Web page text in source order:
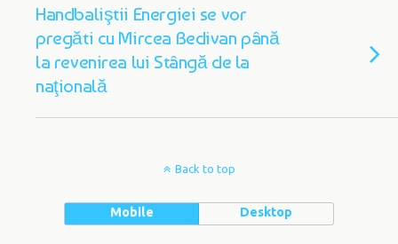
Handbaliştii Energiei se vor
pregăti cu Mircea Bedivan până
la revenirea lui Stângă de la
naţională
Back to top
Mobile Desktop